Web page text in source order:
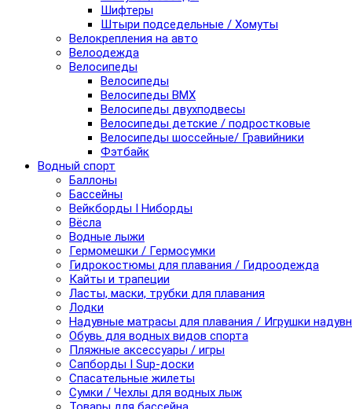
Шифтеры
Штыри подседельные / Хомуты
Велокрепления на авто
Велоодежда
Велосипеды
Велосипеды
Велосипеды BMX
Велосипеды двухподвесы
Велосипеды детские / подростковые
Велосипеды шоссейные/ Гравийники
Фэтбайк
Водный спорт
Баллоны
Бассейны
Вейкборды I Ниборды
Вёсла
Водные лыжи
Гермомешки / Гермосумки
Гидрокостюмы для плавания / Гидроодежда
Кайты и трапеции
Ласты, маски, трубки для плавания
Лодки
Надувные матрасы для плавания / Игрушки
Обувь для водных видов спорта
Пляжные аксессуары / игры
Сапборды I Sup-доски
Спасательные жилеты
Сумки / Чехлы для водных лыж